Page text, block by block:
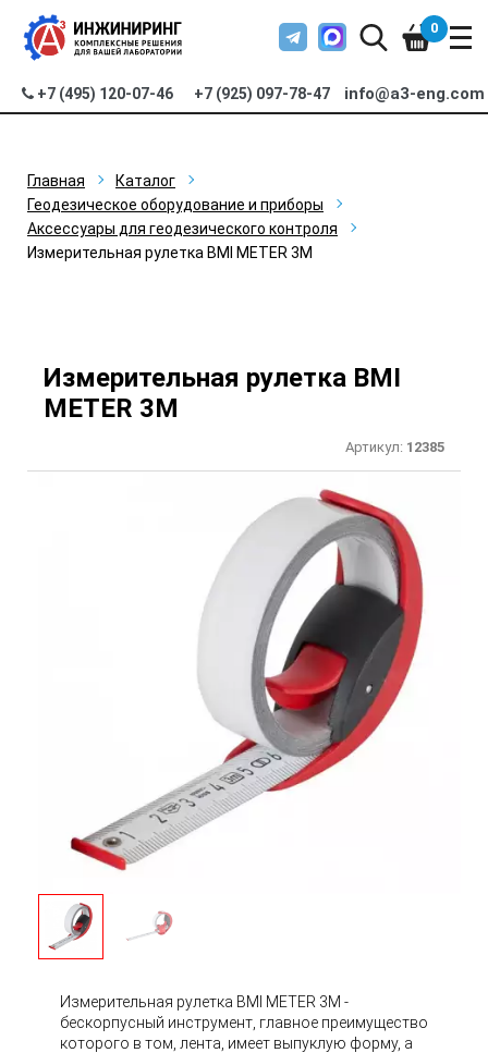
+7 (495) 120-07-46 +7 (925) 097-78-47 info@a3-eng.com
0
Главная
Каталог
Геодезическое оборудование и приборы
Аксессуары для геодезического контроля
Измерительная рулетка BMI METER 3M
Измерительная рулетка BMI
METER 3M
Артикул: 12385
Измерительная рулетка BMI METER 3M -
бескорпусный инструмент, главное преимущество
которого в том, лента, имеет выпуклую форму, а